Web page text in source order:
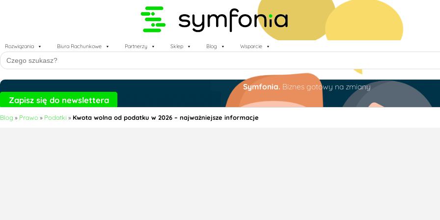
Rozwiązania Biura Rachunkowe Partnerzy Sklep Blog Wsparcie
Search
for:
Symfonia. Biznes gotowy na zmiany
Zapisz się do newslettera
Blog » Prawo » Podatki » Kwota wolna od podatku w 2026 – najważniejsze informacje